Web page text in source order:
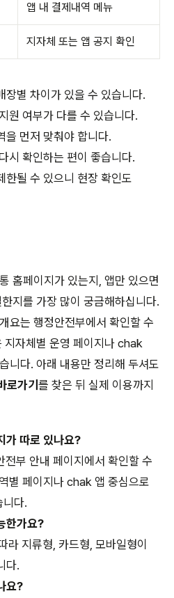
앱 내 결제내역 메뉴
지자체 또는 앱 공지 확인
장별 차이가 있을 수 있습니다.
원 여부가 다를 수 있습니다.
을 먼저 맞춰야 합니다.
시 확인하는 편이 좋습니다.
한될 수 있으니 현장 확인도
홈페이지가 있는지, 앱만 있으면
지를 가장 많이 궁금해하십니다.
요는 행정안전부에서 확인할 수
지자체별 운영 페이지나 chak
니다. 아래 내용만 정리해 두셔도
로가기 를 찾은 뒤 실제 이용까지
가 따로 있나요?
전부 안내 페이지에서 확인할 수
별 페이지나 chak 앱 중심으로
니다.
한가요?
라 지류형, 카드형, 모바일형이
다.
요?